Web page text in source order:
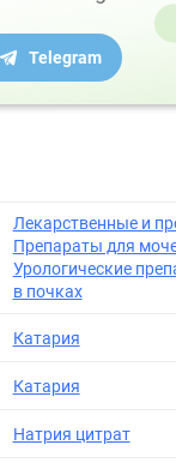
Telegram
Лекарственные и
Препараты для
Урологические
в почках
Катария
Катария
Натрия цитрат